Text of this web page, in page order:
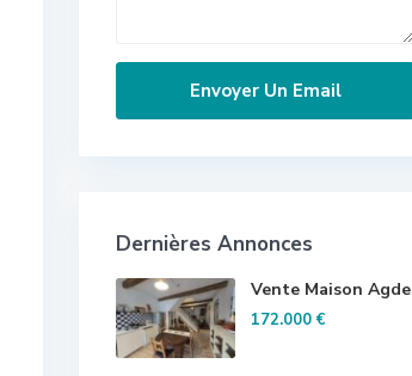
Dernières Annonces
Vente Maison Agde
172.000 €